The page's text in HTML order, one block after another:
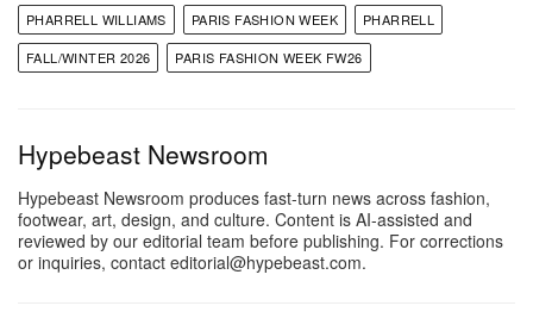
调。脱离厚重丹宁后，焦点转移至剪裁俐落的长裤与
具有存在感的外套，其中包括华丽的鳄鱼皮飞行夹
这场多重感官的世界建构，由一段颠覆性的原创配乐
主导，所有未发表音乐皆于 LV 总部内部制作。秀上
首度公开播放 A$AP Rocky、John Legend 与 Quavo
PHARRELL WILLIAMS PARIS FASHION WEEK
PHARRELL
FALL/WINTER 2026
PARIS FASHION WEEK FW26
Hypebeast Newsroom
Hypebeast Newsroom produces fast-turn news across fashion,
footwear, art, design, and culture. Content is AI-assisted and
reviewed by our editorial team before publishing. For corrections
or inquiries, contact editorial@hypebeast.com.